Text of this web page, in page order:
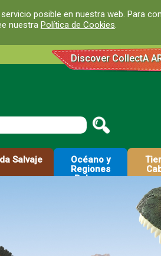
posible en nuestra web. Para
nuestra Política de Cookies.
Discover CollectA
Salvaje
Océano y
Regiones
Polares